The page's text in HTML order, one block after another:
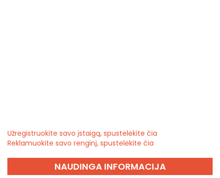
Užregistruokite savo įstaigą, spustelėkite čia
Reklamuokite savo renginį, spustelėkite čia
NAUDINGA INFORMACIJA